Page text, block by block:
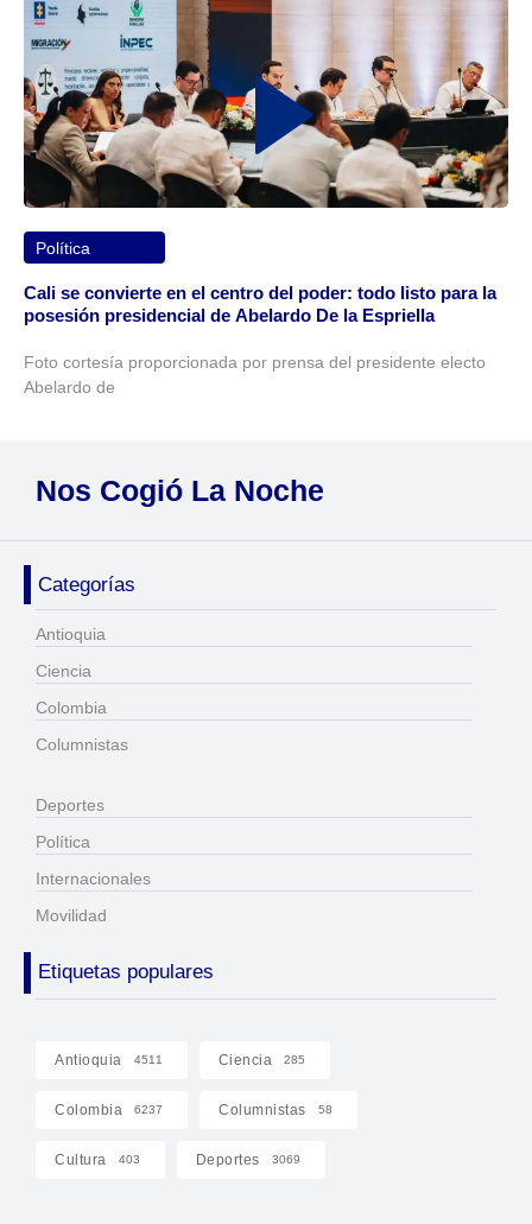
Política
Cali se convierte en el centro del poder: todo listo para la
posesión presidencial de Abelardo De la Espriella
Foto cortesía proporcionada por prensa del presidente electo
Abelardo de
Nos Cogió La Noche
Categorías
Antioquia
Ciencia
Colombia
Columnistas
Deportes
Política
Internacionales
Movilidad
Etiquetas populares
Antioquia 4511 Ciencia 285
Colombia 6237 Columnistas 58
Cultura 403 Deportes 3069